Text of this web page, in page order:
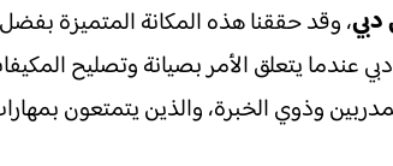
، وقد حققنا هذه المكانة المتميزة بفضل
عندما يتعلق الأمر بصيانة وتصليح
وذوي الخبرة، والذين يتمتعون